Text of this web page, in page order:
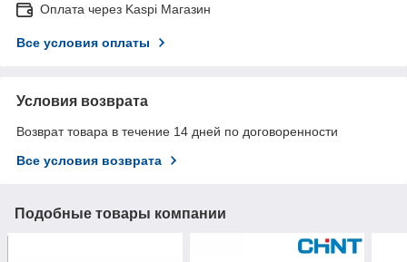
Оплата через Kaspi Магазин
Все условия оплаты
Условия возврата
Возврат товара в течение 14 дней по договоренности
Все условия возврата
Подобные товары компании